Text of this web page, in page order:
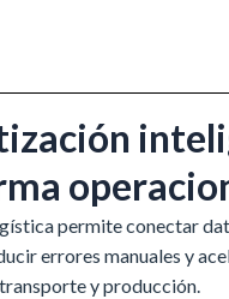
permite conectar
errores manuales y
y producción.